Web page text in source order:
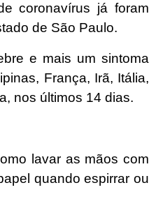
coronavírus já foram
de São Paulo.
e mais um sintoma
França, Irã, Itália,
nos últimos 14 dias.
lavar as mãos com
quando espirrar ou